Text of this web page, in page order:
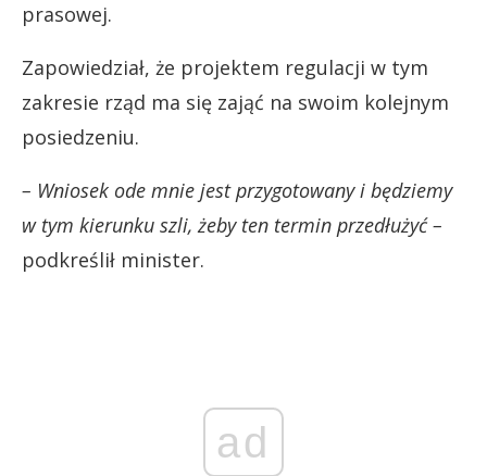
prasowej.
Zapowiedział, że projektem regulacji w tym
zakresie rząd ma się zająć na swoim kolejnym
posiedzeniu.
– Wniosek ode mnie jest przygotowany i będziemy
w tym kierunku szli, żeby ten termin przedłużyć –
podkreślił minister.
ad